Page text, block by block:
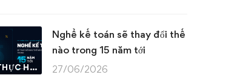
AI THỰC HÀNH
Nghề kế toán sẽ thay đổi thế
nào trong 15 năm tới
27/06/2026